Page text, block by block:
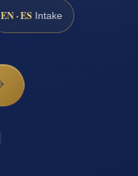
EN · ES Intake